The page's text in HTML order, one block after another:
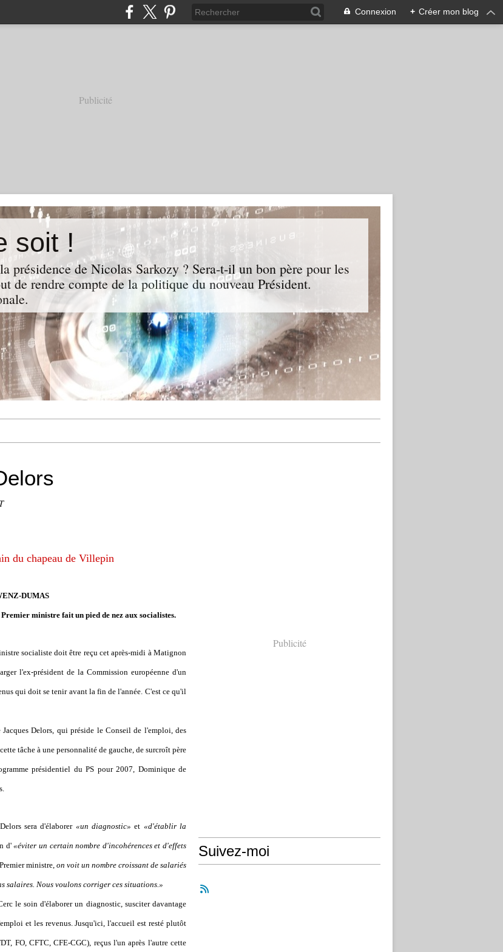
Connexion + Créer mon blog
Publicité
soit !
présidence de Nicolas Sarkozy ? Sera-t-il un bon père pour les
de rendre compte de la politique du nouveau Président.
du chapeau de Villepin
DUMAS
ministre fait un pied de nez aux socialistes.
socialiste doit être reçu cet après-midi à Matignon
l'ex-président de la Commission européenne d'un
qui doit se tenir avant la fin de l'année. C'est ce qu'il
Delors, qui préside le Conseil de l'emploi, des
tâche à une personnalité de gauche, de surcroît père
présidentiel du PS pour 2007, Dominique de
sera d'élaborer «un diagnostic»et «d'établir la
d'«éviter un certain nombre d'incohérences et d'effets
ministre,on voit un nombre croissant de salariés
salaires. Nous voulons corriger ces situations.»
le soin d'élaborer un diagnostic, susciter davantage
et les revenus. Jusqu'ici, l'accueil est resté plutôt
FO, CFTC, CFE-CGC), reçus l'un après l'autre cette
Publicité
Suivez-moi